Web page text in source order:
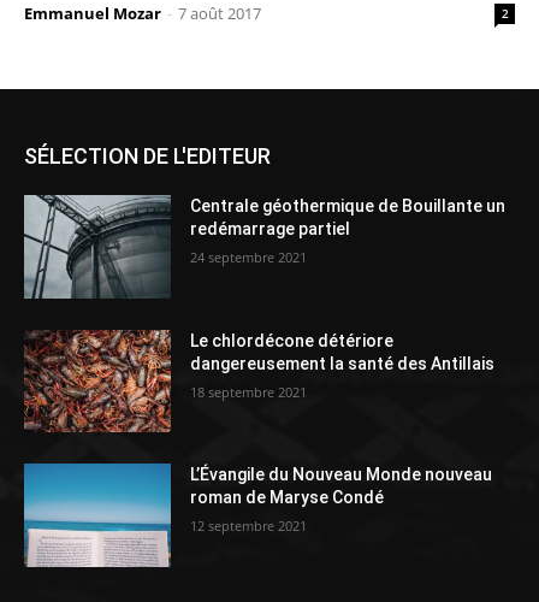
Emmanuel Mozar - 7 août 2017 2
SÉLECTION DE L'EDITEUR
Centrale géothermique de Bouillante un
redémarrage partiel
24 septembre 2021
Le chlordécone détériore
dangereusement la santé des Antillais
18 septembre 2021
L’Évangile du Nouveau Monde nouveau
roman de Maryse Condé
12 septembre 2021